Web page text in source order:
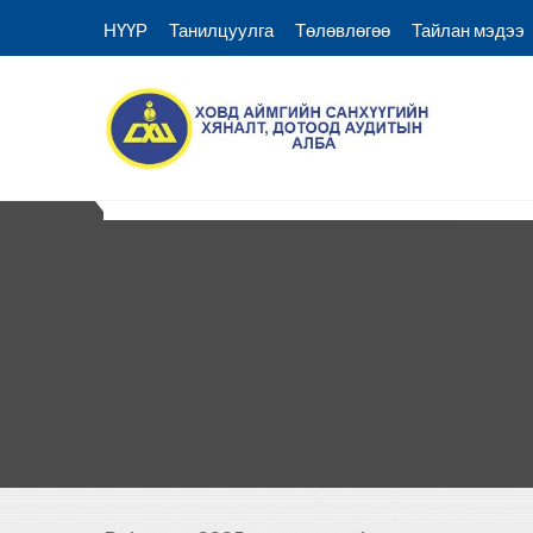
НҮҮР Танилцуулга Төлөвлөгөө Тайлан мэдээ